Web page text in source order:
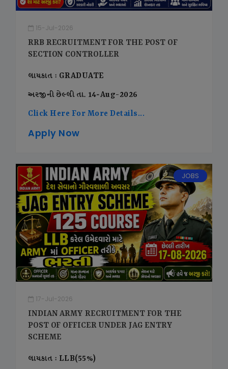
15-Jul-2026
RRB RECRUITMENT FOR THE POST OF
SECTION CONTROLLER
લાયકાત : GRADUATE
અરજીની છેલ્લી તા. 14-Aug-2026
Click Here For More Details...
Apply Now
JOBS
17-Jul-2026
INDIAN ARMY RECRUITMENT FOR THE
POST OF OFFICER UNDER JAG ENTRY
SCHEME
લાયકાત : LLB(55%)